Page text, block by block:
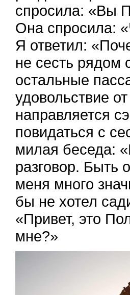
спросила: «Вы
Она спросила:
Я ответил:
не сесть рядом
остальные
удовольствие
направляется
повидаться с
милая беседа:
разговор.
меня много
бы не хотел
«Привет, это
мне?»